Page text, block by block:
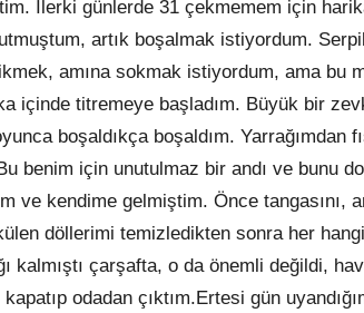
İlerki günlerde 31 çekmemem için
artık boşalmak istiyordum.
amına sokmak istiyordum, ama bu
içinde titremeye başladım. Büyük bir
boşaldıkça boşaldım. Yarrağımdan
benim için unutulmaz bir andı ve bunu
ve kendime gelmiştim. Önce tangasını,
döllerimi temizledikten sonra her
kalmıştı çarşafta, o da önemli değildi,
odadan çıktım.Ertesi gün